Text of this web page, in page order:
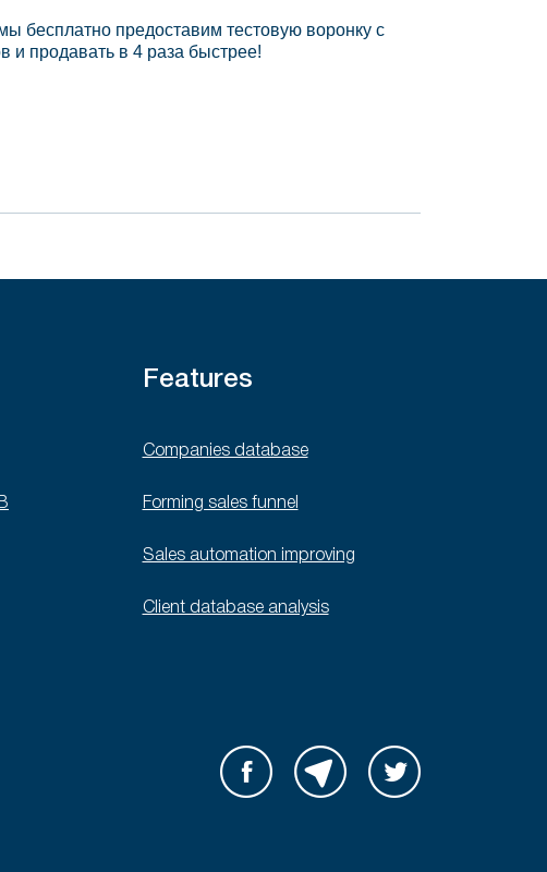
бесплатно предоставим тестовую воронку с
и продавать в 4 раза быстрее!
Features
Companies database
Forming sales funnel
Sales automation improving
Client database analysis